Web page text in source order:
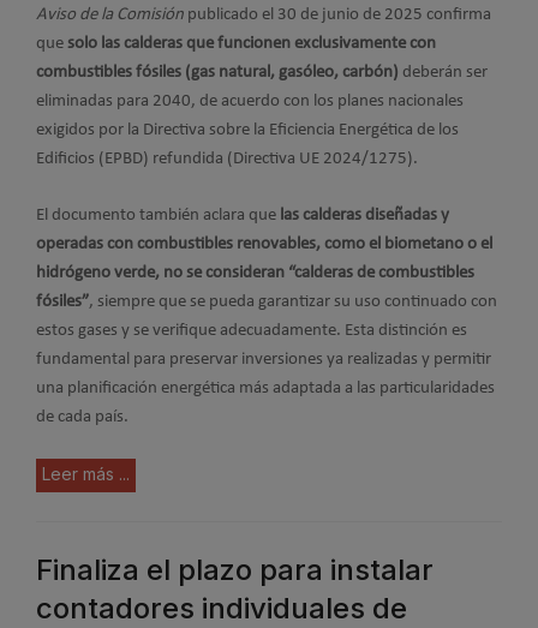
Aviso de la Comisión publicado el 30 de junio de 2025 confirma
que solo las calderas que funcionen exclusivamente con
combustibles fósiles (gas natural, gasóleo, carbón) deberán ser
eliminadas para 2040, de acuerdo con los planes nacionales
exigidos por la Directiva sobre la Eficiencia Energética de los
Edificios (EPBD) refundida (Directiva UE 2024/1275).
El documento también aclara que las calderas diseñadas y
operadas con combustibles renovables, como el biometano o el
hidrógeno verde, no se consideran “calderas de combustibles
fósiles”, siempre que se pueda garantizar su uso continuado con
estos gases y se verifique adecuadamente. Esta distinción es
fundamental para preservar inversiones ya realizadas y permitir
una planificación energética más adaptada a las particularidades
de cada país.
Leer más ...
Finaliza el plazo para instalar
contadores individuales de